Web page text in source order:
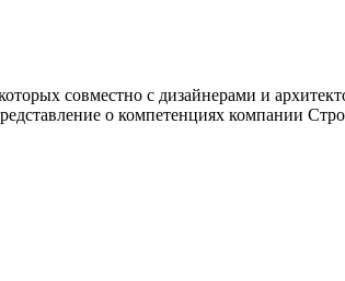
совместно с дизайнерами и
о компетенциях компании